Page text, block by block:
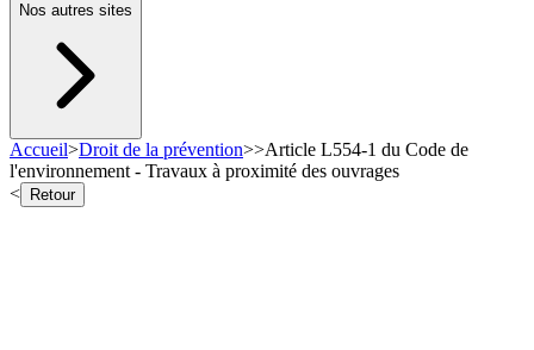
Nos autres sites
Accueil>Droit de la prévention>>Article L554-1 du Code de
l'environnement - Travaux à proximité des ouvrages
<
Retour